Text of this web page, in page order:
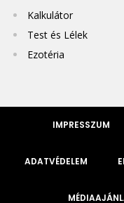
Kalkulátor
Test és Lélek
Ezotéria
IMPRESSZUM
ADATVÉDELEM